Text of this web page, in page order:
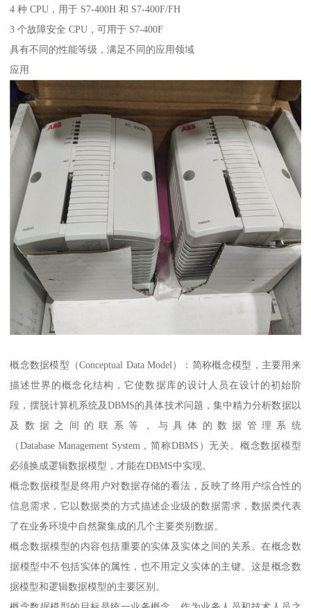
4 种 CPU，用于 S7-400H 和 S7-400F/FH
3 个故障安全 CPU，可用于 S7-400F
具有不同的性能等级，满足不同的应用领域
应用
概念数据模型（Conceptual Data Model）：简称概念模型，主要用来
描述世界的概念化结构，它使数据库的设计人员在设计的初始阶
段，摆脱计算机系统及DBMS的具体技术问题，集中精力分析数据以
及数据之间的联系等，与具体的数据管理系统
（Database Management System，简称DBMS）无关。概念数据模型
必须换成逻辑数据模型，才能在DBMS中实现。
概念数据模型是终用户对数据存储的看法，反映了终用户综合性的
信息需求，它以数据类的方式描述企业级的数据需求，数据类代表
了在业务环境中自然聚集成的几个主要类别数据。
概念数据模型的内容包括重要的实体及实体之间的关系。在概念数
据模型中不包括实体的属性，也不用定义实体的主键。这是概念数
据模型和逻辑数据模型的主要区别。